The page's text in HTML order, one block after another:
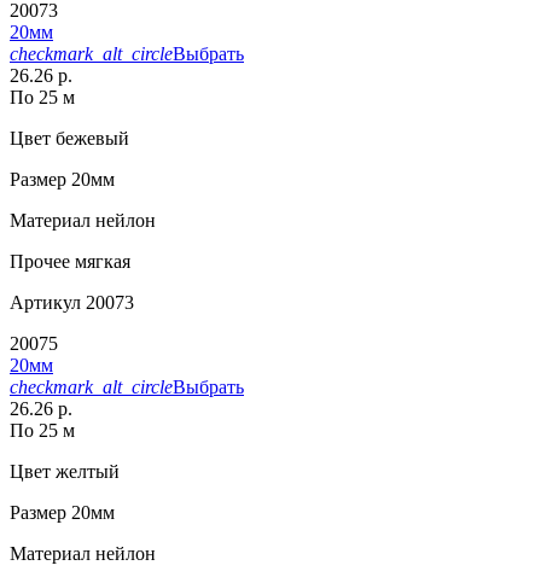
20073
20мм
checkmark_alt_circleВыбрать
26.26 р.
По 25 м
Цвет бежевый
Размер 20мм
Материал нейлон
Прочее мягкая
Артикул 20073
20075
20мм
checkmark_alt_circleВыбрать
26.26 р.
По 25 м
Цвет желтый
Размер 20мм
Материал нейлон